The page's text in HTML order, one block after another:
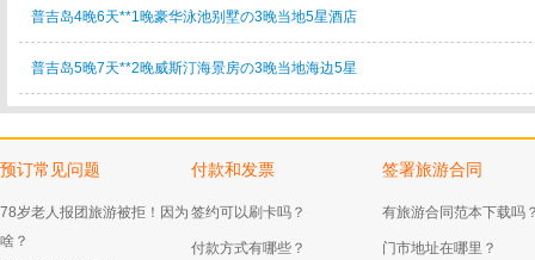
普吉岛4晚6天**1晚豪华泳池别墅の3晚当地5星酒店
普吉岛5晚7天**2晚威斯汀海景房の3晚当地海边5星
预订常见问题
78岁老人报团旅游被拒！因为
啥？
付款和发票
签约可以刷卡吗？
付款方式有哪些？
签署旅游合同
有旅游合同范本下载吗
门市地址在哪里？